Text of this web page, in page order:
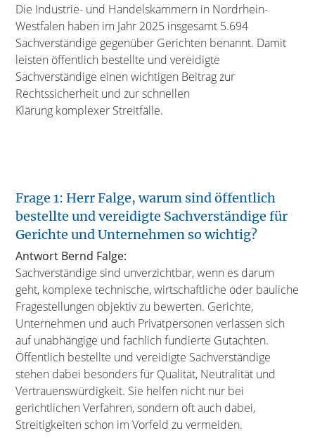
Die Industrie- und Handelskammern in Nordrhein-
Westfalen haben im Jahr 2025 insgesamt 5.694
Sachverständige gegenüber Gerichten benannt. Damit
leisten öffentlich bestellte und vereidigte
Sachverständige einen wichtigen Beitrag zur
Rechtssicherheit und zur schnellen
Klärung komplexer Streitfälle.
Frage 1: Herr Falge, warum sind öffentlich
bestellte und vereidigte Sachverständige für
Gerichte und Unternehmen so wichtig?
Antwort Bernd Falge:
Sachverständige sind unverzichtbar, wenn es darum
geht, komplexe technische, wirtschaftliche oder bauliche
Fragestellungen objektiv zu bewerten. Gerichte,
Unternehmen und auch Privatpersonen verlassen sich
auf unabhängige und fachlich fundierte Gutachten.
Öffentlich bestellte und vereidigte Sachverständige
stehen dabei besonders für Qualität, Neutralität und
Vertrauenswürdigkeit. Sie helfen nicht nur bei
gerichtlichen Verfahren, sondern oft auch dabei,
Streitigkeiten schon im Vorfeld zu vermeiden.